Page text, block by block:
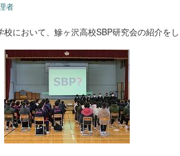
者
において、鰺ヶ沢高校SBP研究会の紹介をし